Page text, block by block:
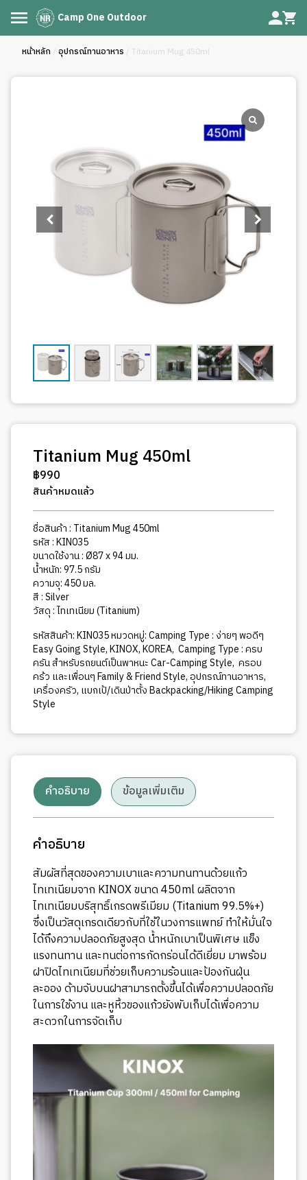
Camp One Outdoor
หน้าหลัก / อุปกรณ์ทานอาหาร / Titanium Mug 450ml
Titanium Mug 450ml
฿990
สินค้าหมดแล้ว
ชื่อสินค้า : Titanium Mug 450ml
รหัส : KIN035
ขนาดใช้งาน : Ø87 x 94 มม.
น้ำหนัก: 97.5 กรัม
ความจุ: 450 มล.
สี : Silver
วัสดุ : ไทเทเนียม (Titanium)
รหัสสินค้า:KIN035หมวดหมู่:Camping Type : ง่ายๆ พอดีๆ
Easy Going Style,KINOX,KOREA, Camping Type : ครบ
ครัน สำหรับรถยนต์เป็นพาหนะ Car-Camping Style, ครอบ
คร้ว และเพื่อนๆ Family & Friend Style,อุปกรณ์ทานอาหาร,
เครื่องครัว, แบกเป้/เดินป่าตั้ง Backpacking/Hiking Camping
Style
คำอธิบาย ข้อมูลเพิ่มเติม
คำอธิบาย
สัมผัสที่สุดของความเบาและความทนทานด้วยแก้ว
ไทเทเนียมจาก KINOX ขนาด 450ml ผลิตจาก
ไทเทเนียมบริสุทธิ์เกรดพรีเมียม (Titanium 99.5%+)
ซึ่งเป็นวัสดุเกรดเดียวกับที่ใช้ในวงการแพทย์ ทำให้มั่นใจ
ได้ถึงความปลอดภัยสูงสุด น้ำหนักเบาเป็นพิเศษ แข็ง
แรงทนทาน และทนต่อการกัดกร่อนได้ดีเยี่ยม มาพร้อม
ฝาปิดไทเทเนียมที่ช่วยเก็บความร้อนและป้องกันฝุ่น
ละออง ด้ามจับบนฝาสามารถตั้งขึ้นได้เพื่อความปลอดภัย
ในการใช้งาน และหูหิ้วของแก้วยังพับเก็บได้เพื่อความ
สะดวกในการจัดเก็บ